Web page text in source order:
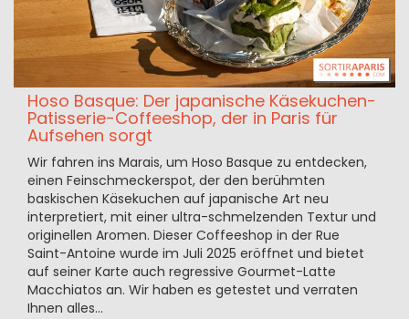
Hoso Basque: Der japanische Käsekuchen-
Patisserie-Coffeeshop, der in Paris für
Aufsehen sorgt
Wir fahren ins Marais, um Hoso Basque zu entdecken,
einen Feinschmeckerspot, der den berühmten
baskischen Käsekuchen auf japanische Art neu
interpretiert, mit einer ultra-schmelzenden Textur und
originellen Aromen. Dieser Coffeeshop in der Rue
Saint-Antoine wurde im Juli 2025 eröffnet und bietet
auf seiner Karte auch regressive Gourmet-Latte
Macchiatos an. Wir haben es getestet und verraten
Ihnen alles...